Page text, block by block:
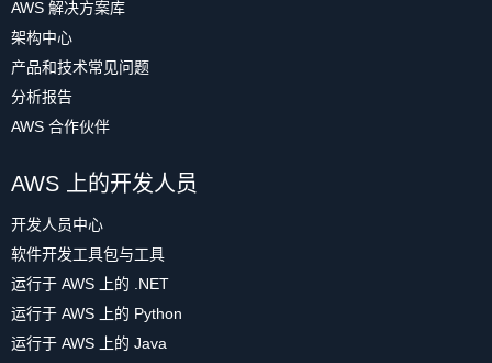
AWS 解决方案库
架构中心
产品和技术常见问题
分析报告
AWS 合作伙伴
AWS 上的开发人员
开发人员中心
软件开发工具包与工具
运行于 AWS 上的 .NET
运行于 AWS 上的 Python
运行于 AWS 上的 Java